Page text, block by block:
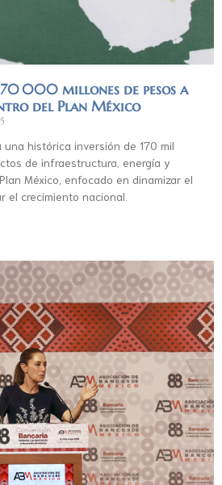
000 millones de pesos a
del Plan México
histórica inversión de 170 mil
de infraestructura, energía y
México, enfocado en dinamizar el
el crecimiento nacional.